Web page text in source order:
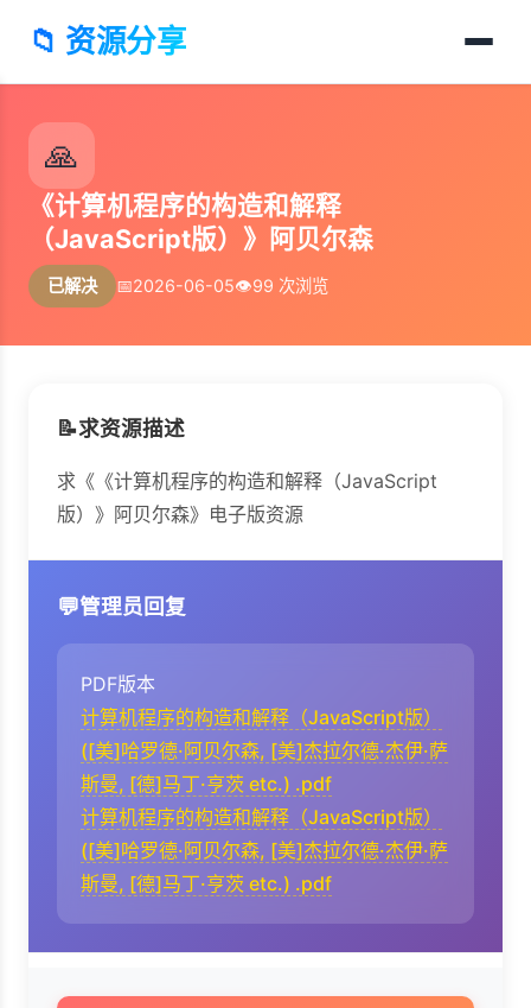
📁 资源分享
🙏
《计算机程序的构造和解释
（JavaScript版）》阿贝尔森
已解决 📅2026-06-05👁️99 次浏览
📝求资源描述
求《《计算机程序的构造和解释（JavaScript
版）》阿贝尔森》电子版资源
管理员回复
PDF版本
计算机程序的构造和解释（JavaScript版）
([美]哈罗德·阿贝尔森, [美]杰拉尔德·杰伊·萨
斯曼, [德]马丁·亨茨 etc.) .pdf
计算机程序的构造和解释（JavaScript版）
([美]哈罗德·阿贝尔森, [美]杰拉尔德·杰伊·萨
斯曼, [德]马丁·亨茨 etc.) .pdf